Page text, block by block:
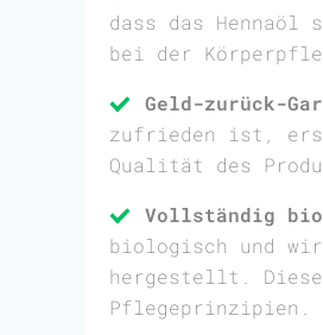
dass das
bei der
Geld-zurück-
zufrieden ist,
Qualität des
Vollständig
biologisch und
hergestellt.
Pflegeprinzipien.